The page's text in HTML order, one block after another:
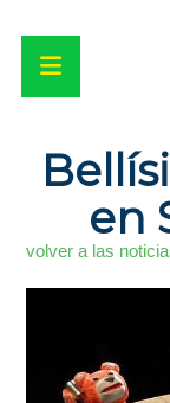
en
volver a las